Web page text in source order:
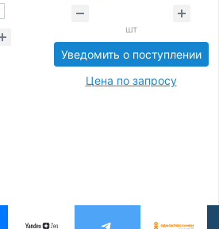
шт
Уведомить о поступлении
Цена по запросу